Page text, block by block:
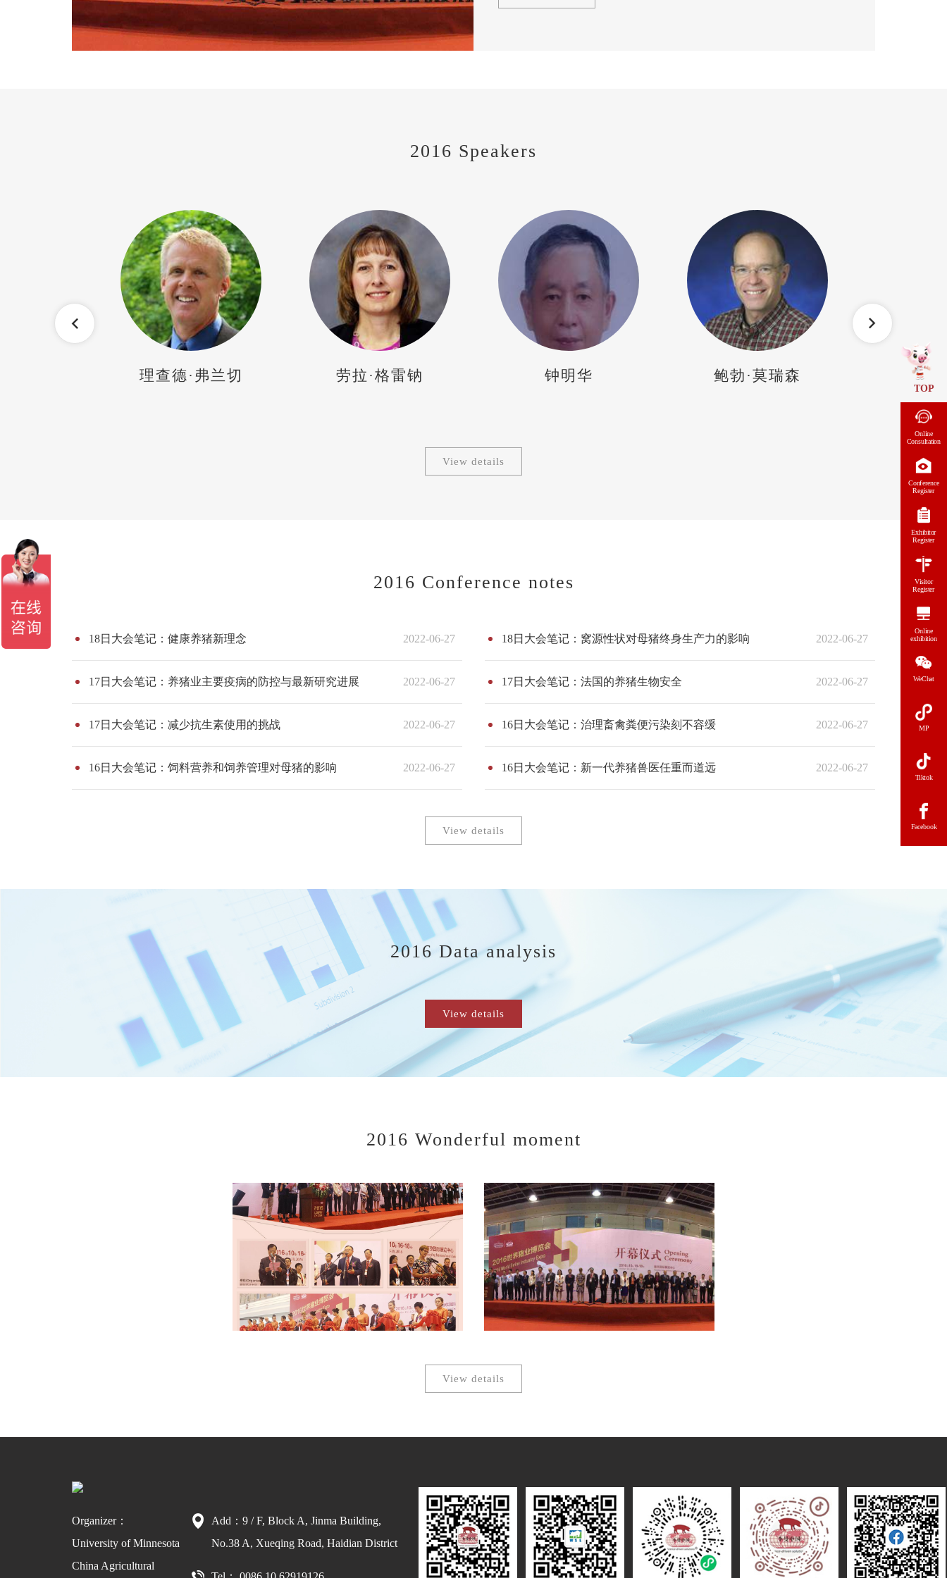
2016 Speakers
Previous
劳拉·格雷钠 钟明华 鲍勃·莫瑞森 德博拉·穆瑞 珍妮
Next
View details
2016 Conference notes
18日大会笔记：健康养猪新理念 2022-06-27 18日大会笔记：窝源性状对母猪终身生产力的影响 2022-06-27
17日大会笔记：养猪业主要疫病的防控与最新研究进展 2022-06-27 17日大会笔记：法国的养猪生物安全 2022-06-27
17日大会笔记：减少抗生素使用的挑战 2022-06-27 16日大会笔记：治理畜禽粪便污染刻不容缓 2022-06-27
16日大会笔记：饲料营养和饲养管理对母猪的影响 2022-06-27 16日大会笔记：新一代养猪兽医任重而道远 2022-06-27
View details
2016 Data analysis
View details
2016 Wonderful moment
View details
Organizer：
University of Minnesota
China Agricultural
Add：9 / F, Block A, Jinma Building,
No.38 A, Xueqing Road, Haidian District
TOP
Online
Consultation
Conference
Register
Exhibitor
Register
Visitor
Register
Online
exhibition
WeChat
MP
Tiktok
Facebook